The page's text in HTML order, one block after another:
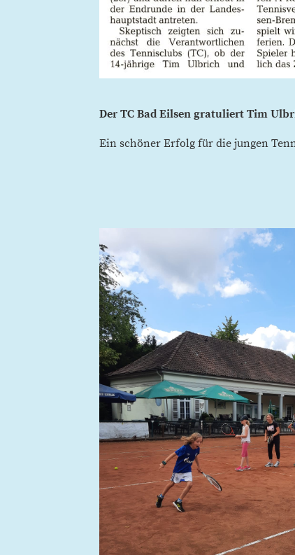
Der TC Bad Eilsen gratuliert Tim
Ein schöner Erfolg für die jungen